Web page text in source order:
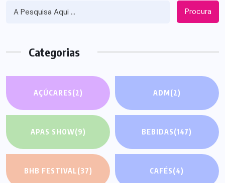
Procura
Categorias
AÇÚCARES(2) ADM(2)
APAS SHOW(9) BEBIDAS(147)
BHB FESTIVAL(37) CAFÉS(4)